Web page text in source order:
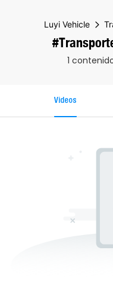
Luyi Vehicle
1
Videos